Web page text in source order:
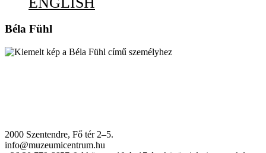
Béla Fühl
2000 Szentendre, Fő tér 2–5.
info@muzeumicentrum.hu